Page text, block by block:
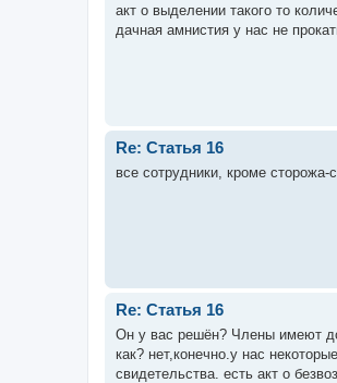
акт о выделении такого то
дачная амнистия у нас не
Re: Статья 16
все сотрудники, кроме
Re: Статья 16
Он у вас решён? Члены имеют
как? нет,конечно.у нас
свидетельства. есть акт о